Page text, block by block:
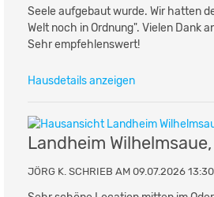
Seele aufgebaut wurde. Wir hatten
Welt noch in Ordnung". Vielen Dank
Sehr empfehlenswert!
Hausdetails anzeigen
Landheim
JÖRG K. SCHRIEB AM 09.07.2026 13:30